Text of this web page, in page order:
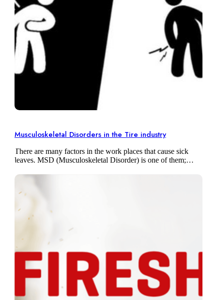
Musculoskeletal Disorders in the Tire industry
There are many factors in the work places that cause sick
leaves. MSD (Musculoskeletal Disorder) is one of them;